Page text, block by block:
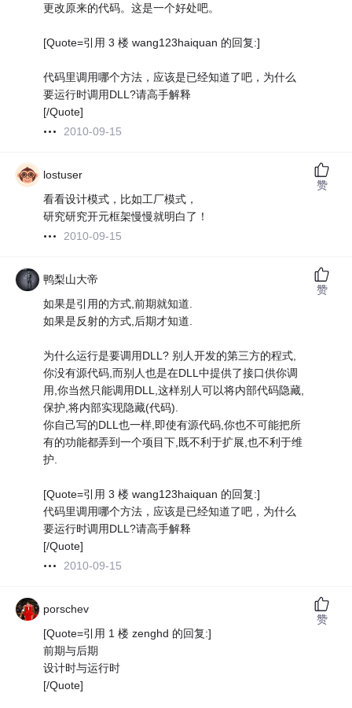
更改原来的代码。这是一个好处吧。
[Quote=引用 3 楼 wang123haiquan 的回复:]
代码里调用哪个方法，应该是已经知道了吧，为什么
要运行时调用DLL?请高手解释
[/Quote]
2010-09-15
lostuser
看看设计模式，比如工厂模式，
研究研究开元框架慢慢就明白了！
2010-09-15
赞
鸭梨山大帝
如果是引用的方式,前期就知道.
如果是反射的方式,后期才知道.
为什么运行是要调用DLL? 别人开发的第三方的程式,
你没有源代码,而别人也是在DLL中提供了接口供你调
用,你当然只能调用DLL,这样别人可以将内部代码隐藏,
保护,将内部实现隐藏(代码).
你自己写的DLL也一样,即使有源代码,你也不可能把所
有的功能都弄到一个项目下,既不利于扩展,也不利于维
护.
[Quote=引用 3 楼 wang123haiquan 的回复:]
代码里调用哪个方法，应该是已经知道了吧，为什么
要运行时调用DLL?请高手解释
[/Quote]
2010-09-15
赞
porschev
[Quote=引用 1 楼 zenghd 的回复:]
前期与后期
设计时与运行时
[/Quote]
赞